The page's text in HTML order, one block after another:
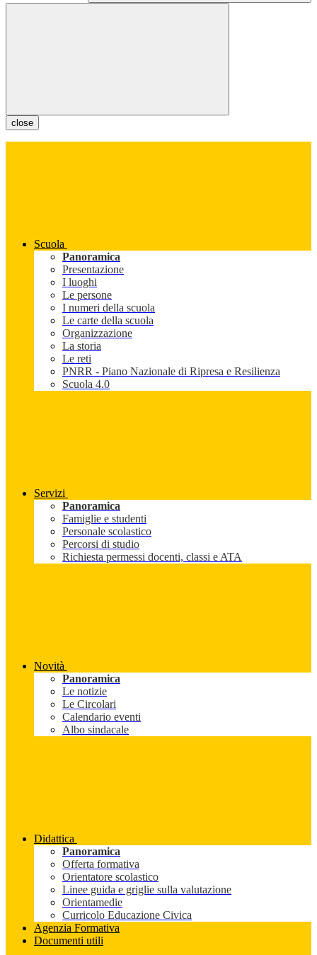
close
Scuola
Panoramica
Presentazione
I luoghi
Le persone
I numeri della scuola
Le carte della scuola
Organizzazione
La storia
Le reti
PNRR - Piano Nazionale di Ripresa e Resilienza
Scuola 4.0
Servizi
Panoramica
Famiglie e studenti
Personale scolastico
Percorsi di studio
Richiesta permessi docenti, classi e ATA
Novità
Panoramica
Le notizie
Le Circolari
Calendario eventi
Albo sindacale
Didattica
Panoramica
Offerta formativa
Orientatore scolastico
Linee guida e griglie sulla valutazione
Orientamedie
Curricolo Educazione Civica
Agenzia Formativa
Documenti utili